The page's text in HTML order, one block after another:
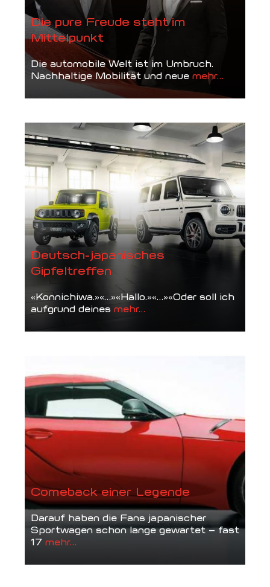
Die pure Freude steht im
Mittelpunkt
Die automobile Welt ist im Umbruch.
Nachhaltige Mobilität und neue mehr...
Deutsch-japanisches
Gipfeltreffen
«Konnichiwa.»«...»«Hallo.»«...»«Oder soll ich
aufgrund deines mehr...
Comeback einer Legende
Darauf haben die Fans japanischer
Sportwagen schon lange gewartet – fast
17 mehr...